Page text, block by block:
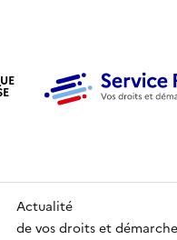
Actualité
de vos droits et